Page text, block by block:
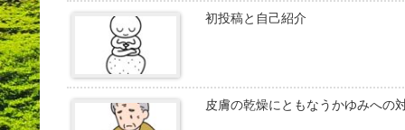
初投稿と自己紹介
皮膚の乾燥にともなうかゆみへの